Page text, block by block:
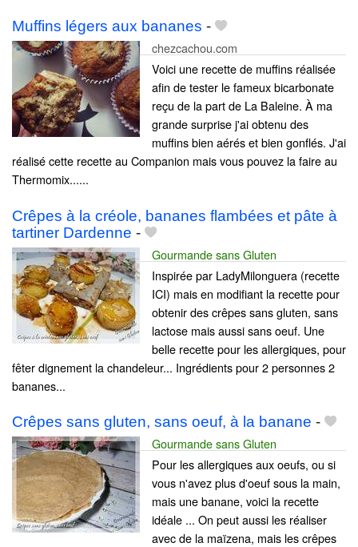
Muffins légers aux bananes -
chezcachou.com
Voici une recette de muffins réalisée
afin de tester le fameux bicarbonate
reçu de la part de La Baleine. À ma
grande surprise j'ai obtenu des
muffins bien aérés et bien gonflés. J'ai
réalisé cette recette au Companion mais vous pouvez la faire au
Thermomix......
Crêpes à la créole, bananes flambées et pâte à
tartiner Dardenne -
Gourmande sans Gluten
Inspirée par LadyMilonguera (recette
ICI) mais en modifiant la recette pour
obtenir des crêpes sans gluten, sans
lactose mais aussi sans oeuf. Une
belle recette pour les allergiques, pour
fêter dignement la chandeleur... Ingrédients pour 2 personnes 2
bananes...
Crêpes sans gluten, sans oeuf, à la banane -
Gourmande sans Gluten
Pour les allergiques aux oeufs, ou si
vous n'avez plus d'oeuf sous la main,
mais une banane, voici la recette
idéale ... On peut aussi les réaliser
avec de la maïzena, mais les crêpes